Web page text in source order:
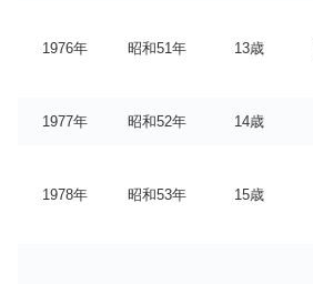
1976年 昭和51年 13歳
1977年 昭和52年 14歳
1978年 昭和53年 15歳